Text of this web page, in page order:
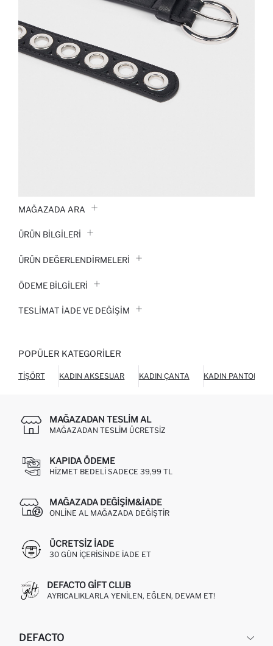
MAĞAZADA ARA
ÜRÜN BILGILERI
ÜRÜN DEĞERLENDİRMELERİ
ÖDEME BİLGİLERİ
TESLIMAT İADE VE DEĞIŞIM
POPÜLER KATEGORILER
TIŞÖRT KADIN AKSESUAR KADIN ÇANTA KADIN PANTOLON
MAĞAZADAN TESLIM AL
MAĞAZADAN TESLIM ÜCRETSIZ
KAPIDA ÖDEME
HIZMET BEDELI SADECE 39,99 TL
MAĞAZADA DEĞIŞIM&İADE
ONLINE AL MAĞAZADA DEĞIŞTIR
ÜCRETSIZ IADE
30 GÜN IÇERISINDE IADE ET
DEFACTO GIFT CLUB
AYRICALIKLARLA YENILEN, EĞLEN, DEVAM ET!
DEFACTO